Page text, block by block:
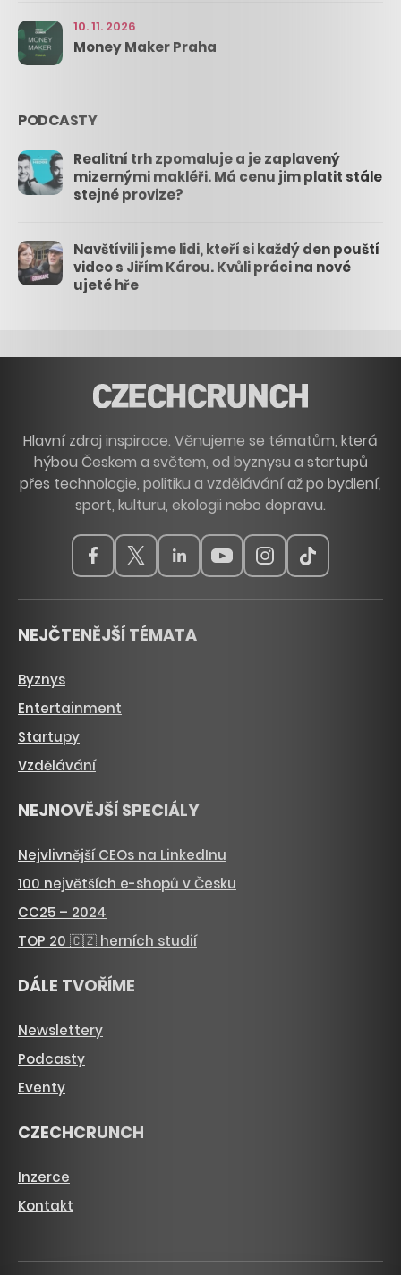
10. 11. 2026
Money Maker Praha
PODCASTY
Realitní trh zpomaluje a je zaplavený
mizernými makléři. Má cenu jim platit stále
stejné provize?
Navštívili jsme lidi, kteří si každý den pouští
video s Jiřím Károu. Kvůli práci na nové
ujeté hře
Hlavní zdroj inspirace. Věnujeme se tématům, která
hýbou Českem a světem, od byznysu a startupů
přes technologie, politiku a vzdělávání až po bydlení,
sport, kulturu, ekologii nebo dopravu.
NEJČTENĚJŠÍ TÉMATA
Byznys
Entertainment
Startupy
Vzdělávání
NEJNOVĚJŠÍ SPECIÁLY
Nejvlivnější CEOs na LinkedInu
100 největších e-shopů v Česku
CC25 – 2024
TOP 20 🇨🇿 herních studií
DÁLE TVOŘÍME
Newslettery
Podcasty
Eventy
CZECHCRUNCH
Inzerce
Kontakt